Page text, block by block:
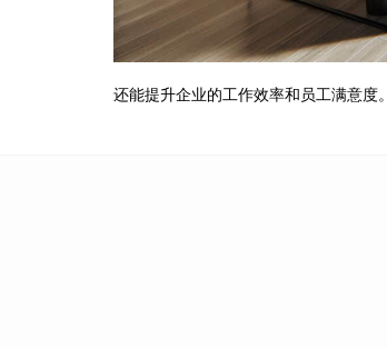
还能提升企业的工作效率和员工满意度